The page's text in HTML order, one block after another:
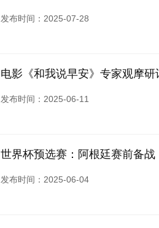
发布时间：2025-07-28
电影《和我说早安》专家观摩
发布时间：2025-06-11
世界杯预选赛：阿根廷赛前备战
发布时间：2025-06-04